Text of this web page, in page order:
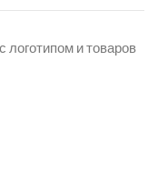
и товаров